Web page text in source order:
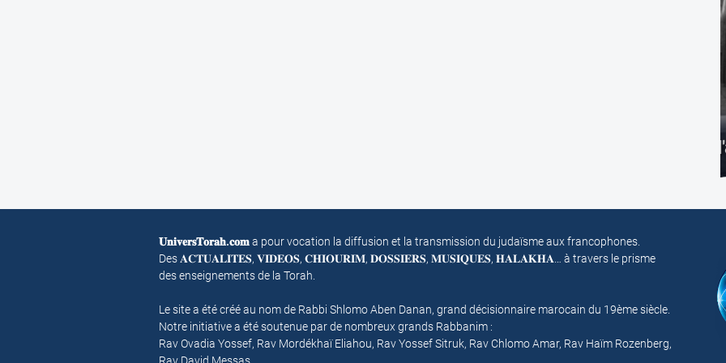
𝐔𝐧𝐢𝐯𝐞𝐫𝐬𝐓𝐨𝐫𝐚𝐡.𝐜𝐨𝐦a pour vocation la diffusion et la transmission du judaïsme aux francophones.
Des 𝐀𝐂𝐓𝐔𝐀𝐋𝐈𝐓𝐄𝐒, 𝐕𝐈𝐃𝐄𝐎𝐒, 𝐂𝐇𝐈𝐎𝐔𝐑𝐈𝐌, 𝐃𝐎𝐒𝐒𝐈𝐄𝐑𝐒, 𝐌𝐔𝐒𝐈𝐐𝐔𝐄𝐒, 𝐇𝐀𝐋𝐀𝐊𝐇𝐀… à travers le prisme
des enseignements de la Torah.
Le site a été créé au nom de Rabbi Shlomo Aben Danan, grand décisionnaire marocain du 19ème siècle.
Notre initiative a été soutenue par de nombreux grands Rabbanim :
Rav Ovadia Yossef, Rav Mordékhaï Eliahou, Rav Yossef Sitruk, Rav Chlomo Amar, Rav Haïm Rozenberg,